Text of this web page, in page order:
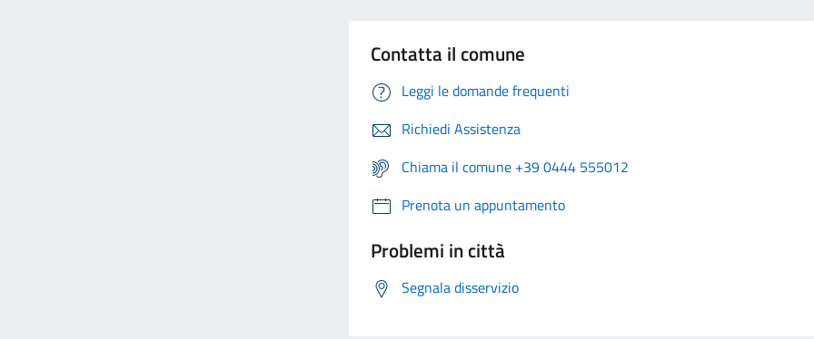
Contatta il comune
Leggi le domande frequenti
Richiedi Assistenza
Chiama il comune +39 0444 555012
Prenota un appuntamento
Problemi in città
Segnala disservizio